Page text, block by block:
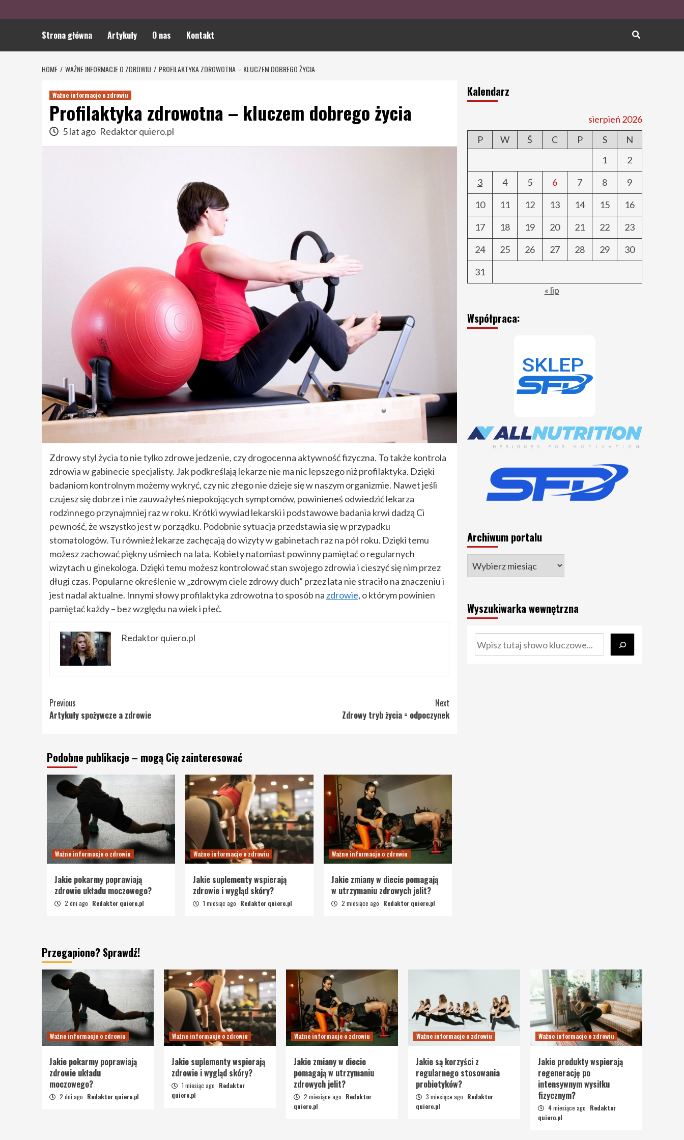
Strona główna Artykuły O nas Kontakt
HOME WAŻNE INFORMACJE O ZDROWIU PROFILAKTYKA ZDROWOTNA – KLUCZEM DOBREGO ŻYCIA
Ważne informacje o zdrowiu
Profilaktyka zdrowotna – kluczem dobrego życia
5 lat ago Redaktor quiero.pl
Zdrowy styl życia to nie tylko zdrowe jedzenie, czy drogocenna aktywność fizyczna. To także kontrola
zdrowia w gabinecie specjalisty. Jak podkreślają lekarze nie ma nic lepszego niż profilaktyka. Dzięki
badaniom kontrolnym możemy wykryć, czy nic złego nie dzieje się w naszym organizmie. Nawet jeśli
czujesz się dobrze i nie zauważyłeś niepokojących symptomów, powinieneś odwiedzić lekarza
rodzinnego przynajmniej raz w roku. Krótki wywiad lekarski i podstawowe badania krwi dadzą Ci
pewność, że wszystko jest w porządku. Podobnie sytuacja przedstawia się w przypadku
stomatologów. Tu również lekarze zachęcają do wizyty w gabinetach raz na pół roku. Dzięki temu
możesz zachować piękny uśmiech na lata. Kobiety natomiast powinny pamiętać o regularnych
wizytach u ginekologa. Dzięki temu możesz kontrolować stan swojego zdrowia i cieszyć się nim przez
długi czas. Popularne określenie w „zdrowym ciele zdrowy duch” przez lata nie straciło na znaczeniu i
jest nadal aktualne. Innymi słowy profilaktyka zdrowotna to sposób na zdrowie, o którym powinien
pamiętać każdy – bez względu na wiek i płeć.
Redaktor quiero.pl
Continue
Reading
Previous
Artykuły spożywcze a zdrowie
Next
Zdrowy tryb życia = odpoczynek
Podobne publikacje – mogą Cię zainteresować
Ważne informacje o zdrowiu
Jakie pokarmy poprawiają
zdrowie układu moczowego?
2 dni ago Redaktor quiero.pl
Ważne informacje o zdrowiu
Jakie suplementy wspierają
zdrowie i wygląd skóry?
1 miesiąc ago Redaktor quiero.pl
Ważne informacje o zdrowiu
Jakie zmiany w diecie pomagają
w utrzymaniu zdrowych jelit?
2 miesiące ago Redaktor quiero.pl
Kalendarz
sierpień 2026
P
W Ś C P S
N
1
2
3
4 5 6 7 8
9
10
11 12 13 14 15
16
17
18 19 20 21 22
23
24
25 26 27 28 29
30
31
« lip
Współpraca:
Archiwum portalu
Wyszukiwarka wewnętrzna
Szukaj
Przegapione? Sprawdź!
Ważne informacje o zdrowiu
Jakie pokarmy poprawiają
zdrowie układu
moczowego?
2 dni ago Redaktor quiero.pl
Ważne informacje o zdrowiu
Jakie suplementy wspierają
zdrowie i wygląd skóry?
1 miesiąc ago Redaktor
quiero.pl
Ważne informacje o zdrowiu
Jakie zmiany w diecie
pomagają w utrzymaniu
zdrowych jelit?
2 miesiące ago Redaktor
quiero.pl
Ważne informacje o zdrowiu
Jakie są korzyści z
regularnego stosowania
probiotyków?
3 miesiące ago Redaktor
quiero.pl
Ważne informacje o zdrowiu
Jakie produkty wspierają
regenerację po
intensywnym wysiłku
fizycznym?
4 miesiące ago Redaktor
quiero.pl